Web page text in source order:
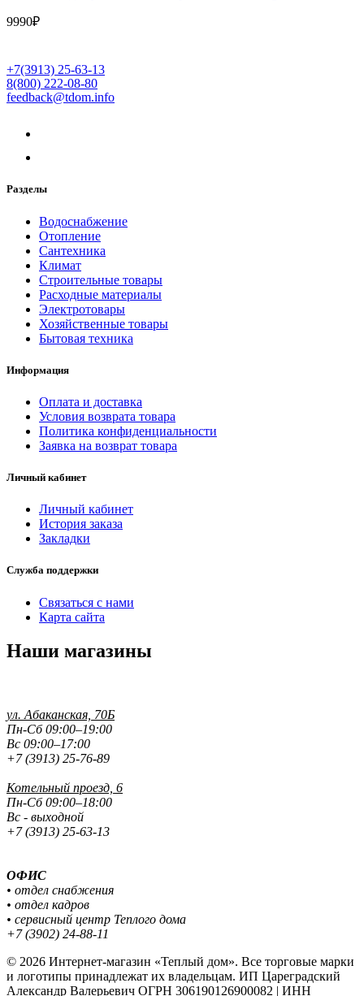
9990₽
+7(3913) 25-63-13
8(800) 222-08-80
feedback@tdom.info
Разделы
Водоснабжение
Отопление
Сантехника
Климат
Строительные товары
Расходные материалы
Электротовары
Хозяйственные товары
Бытовая техника
Информация
Оплата и доставка
Условия возврата товара
Политика конфиденциальности
Заявка на возврат товара
Личный кабинет
Личный кабинет
История заказа
Закладки
Служба поддержки
Связаться с нами
Карта сайта
Наши магазины
ул. Абаканская, 70Б
Пн-Сб 09:00–19:00
Вс 09:00–17:00
+7 (3913) 25-76-89
Котельный проезд, 6
Пн-Сб 09:00–18:00
Вс - выходной
+7 (3913) 25-63-13
ОФИС
• отдел снабжения
• отдел кадров
• сервисный центр Теплого дома
+7 (3902) 24-88-11
© 2026 Интернет-магазин «Теплый дом». Все торговые марки
и логотипы принадлежат их владельцам. ИП Цареградский
Александр Валерьевич ОГРН 306190126900082 | ИНН